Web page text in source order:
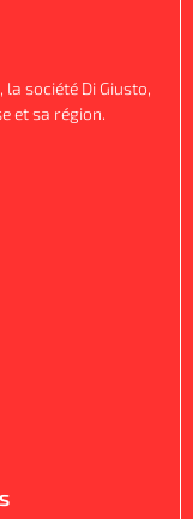
société Di Giusto,
et sa région.